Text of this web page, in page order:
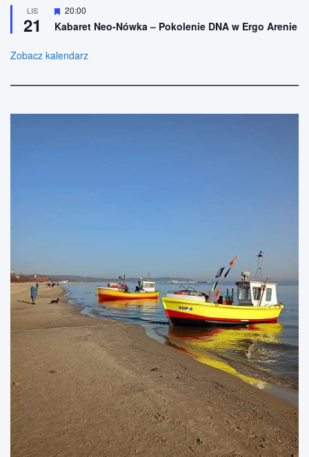
e
ż
n
n
LIS
21
W
y
r
ż
o
20:00
Kabaret Neo-Nówka – Pokolenie DNA w Ergo Arenie
Zobacz kalendarz